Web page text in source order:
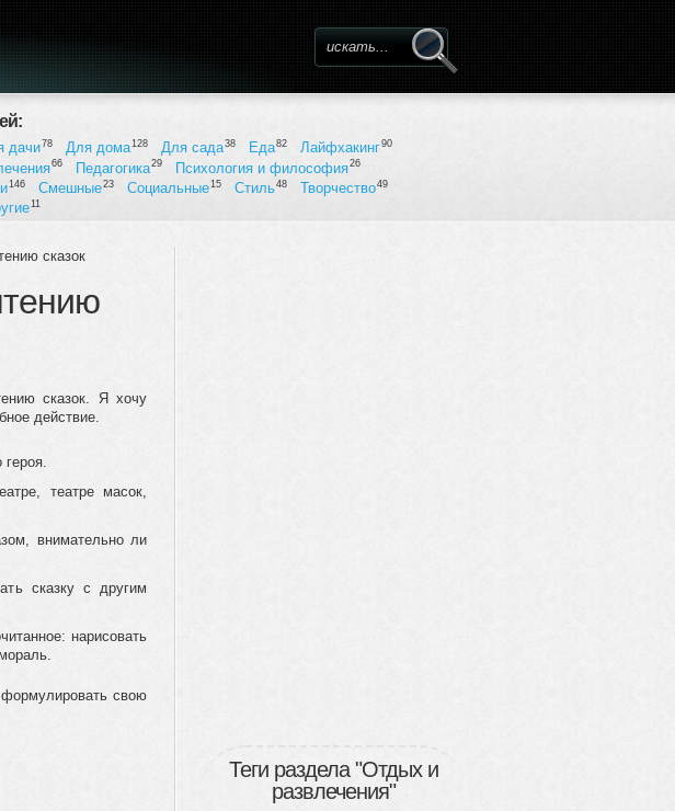
Форма поиска
дачи78 Для дома128 Для сада38 Еда82 Лайфхакинг90
66 Педагогика29 Психология и философия26
146 Смешные23 Социальные 15 Стиль48 Творчество49
11
сказок
сказок. Я хочу
действие.
театре масок,
внимательно ли
сказку с другим
нарисовать
свою
Теги раздела "Отдых и
развлечения"